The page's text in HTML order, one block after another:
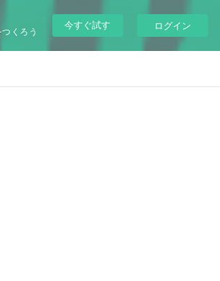
くろう
今すぐ試す ログイン